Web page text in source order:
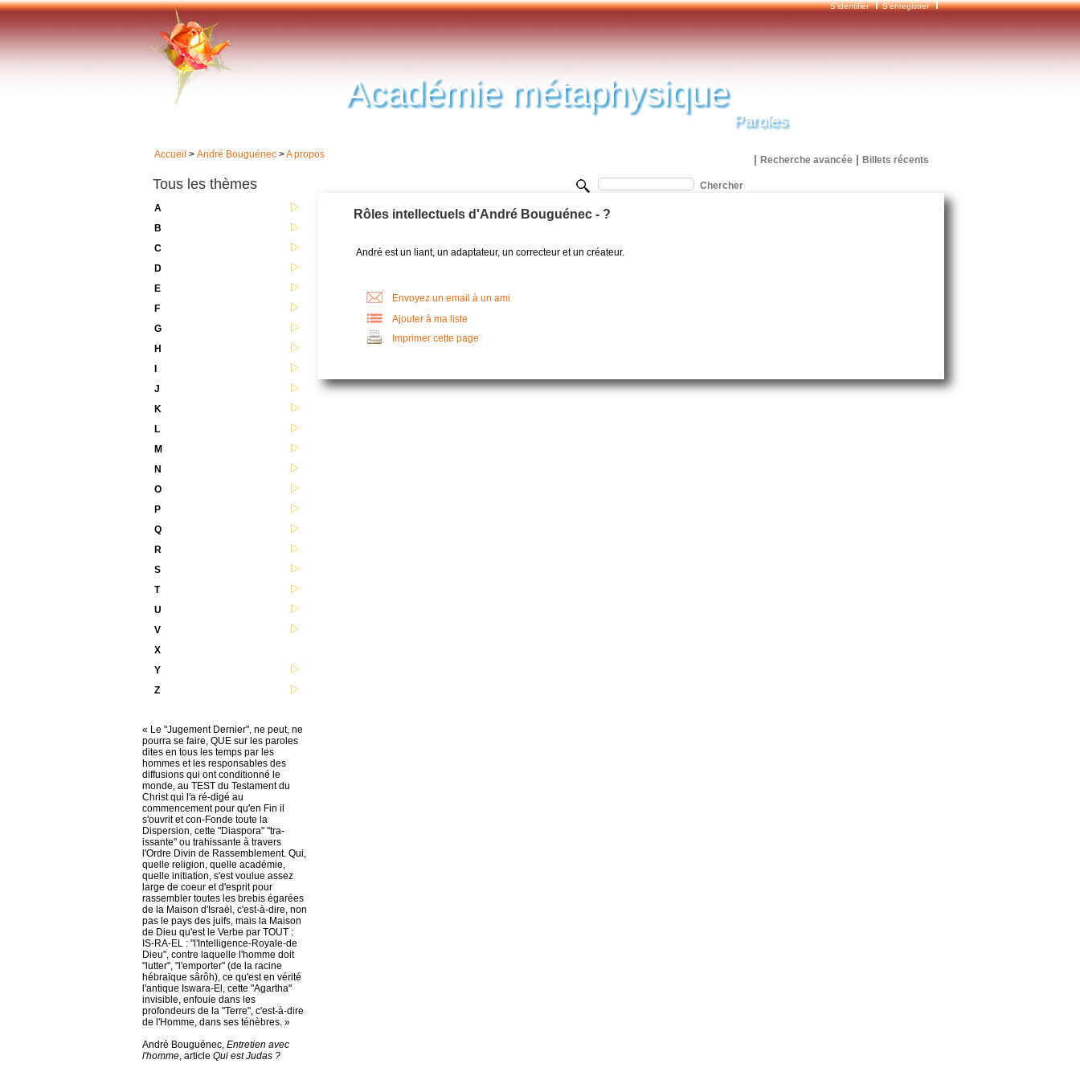
S'identifier S'enregistrer
| Recherche avancée| Billets récents
Académie métaphysique
Paroles
Accueil > André Bouguénec>A propos
Tous les thèmes
A
B
C
D
E
F
G
H
J
K
L
M
N
O
P
Q
R
S
T
U
V
X
Y
Z
« Le "Jugement Dernier", ne peut, ne
pourra se faire, QUE sur les paroles
dites en tous les temps par les
hommes et les responsables des
diffusions qui ont conditionné le
monde, au TEST du Testament du
Christ qui l'a ré-digé au
commencement pour qu'en Fin il
s'ouvrit et con-Fonde toute la
Dispersion, cette "Diaspora" "tra-
issante" ou trahissante à travers
l'Ordre Divin de Rassemblement. Qui,
quelle religion, quelle académie,
quelle initiation, s'est voulue assez
large de coeur et d'esprit pour
rassembler toutes les brebis égarées
de la Maison d'Israël, c'est-à-dire, non
pas le pays des juifs, mais la Maison
de Dieu qu'est le Verbe par TOUT :
IS-RA-EL : "l'Intelligence-Royale-de
Dieu", contre laquelle l'homme doit
"lutter", "l'emporter" (de la racine
hébraïque sârôh), ce qu'est en vérité
l'antique Iswara-El, cette "Agartha"
invisible, enfouie dans les
profondeurs de la "Terre", c'est-à-dire
de l'Homme, dans ses ténèbres. »
André Bouguénec, Entretien avec
l'homme, article Qui est Judas ?
Rôles intellectuels d'André Bouguénec - ?
André est un liant, un adaptateur, un correcteur et un créateur.
Envoyez un email à un ami
Ajouter à ma liste
Imprimer cette page